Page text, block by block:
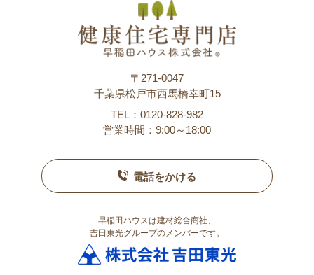
〒271-0047
千葉県松戸市西馬橋幸町15
TEL：0120-828-982
営業時間：9:00～18:00
電話をかける
早稲田ハウスは建材総合商社、
吉田東光グループのメンバーです。